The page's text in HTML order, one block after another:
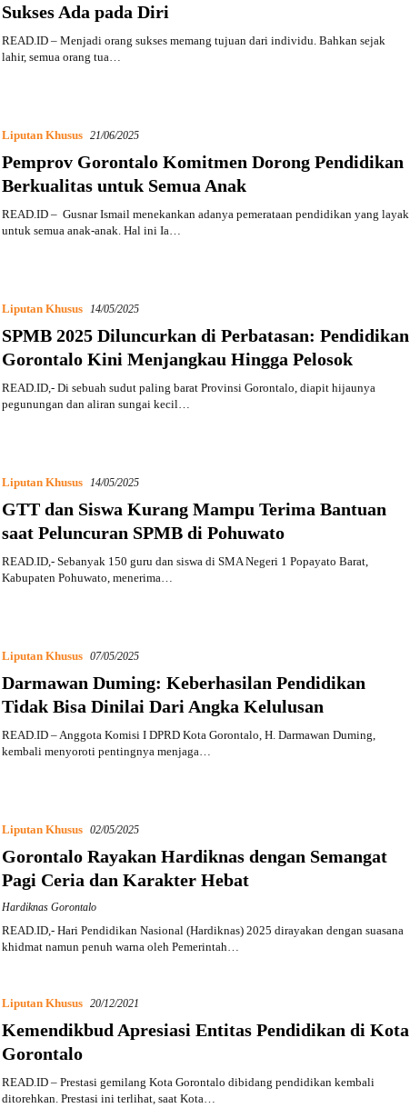
Sukses Ada pada Diri
READ.ID – Menjadi orang sukses memang tujuan dari individu. Bahkan sejak
lahir, semua orang tua…
Liputan Khusus 21/06/2025
Pemprov Gorontalo Komitmen Dorong Pendidikan
Berkualitas untuk Semua Anak
READ.ID – Gusnar Ismail menekankan adanya pemerataan pendidikan yang layak
untuk semua anak-anak. Hal ini Ia…
Liputan Khusus 14/05/2025
SPMB 2025 Diluncurkan di Perbatasan: Pendidikan
Gorontalo Kini Menjangkau Hingga Pelosok
READ.ID,- Di sebuah sudut paling barat Provinsi Gorontalo, diapit hijaunya
pegunungan dan aliran sungai kecil…
Liputan Khusus 14/05/2025
GTT dan Siswa Kurang Mampu Terima Bantuan
saat Peluncuran SPMB di Pohuwato
READ.ID,- Sebanyak 150 guru dan siswa di SMA Negeri 1 Popayato Barat,
Kabupaten Pohuwato, menerima…
Liputan Khusus 07/05/2025
Darmawan Duming: Keberhasilan Pendidikan
Tidak Bisa Dinilai Dari Angka Kelulusan
READ.ID – Anggota Komisi I DPRD Kota Gorontalo, H. Darmawan Duming,
kembali menyoroti pentingnya menjaga…
Liputan Khusus 02/05/2025
Gorontalo Rayakan Hardiknas dengan Semangat
Pagi Ceria dan Karakter Hebat
Hardiknas Gorontalo
READ.ID,- Hari Pendidikan Nasional (Hardiknas) 2025 dirayakan dengan suasana
khidmat namun penuh warna oleh Pemerintah…
Liputan Khusus 20/12/2021
Kemendikbud Apresiasi Entitas Pendidikan di Kota
Gorontalo
READ.ID – Prestasi gemilang Kota Gorontalo dibidang pendidikan kembali
ditorehkan. Prestasi ini terlihat, saat Kota…